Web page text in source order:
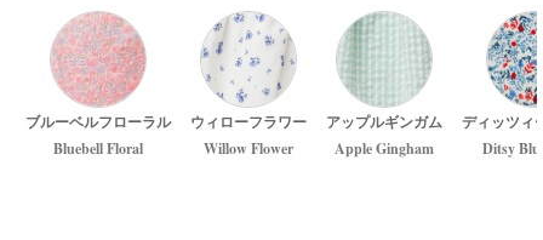
ブルーベルフローラル
Bluebell Floral
ウィローフラワー
Willow Flower
アップルギンガム
Apple Gingham
ディッツィ
Ditsy